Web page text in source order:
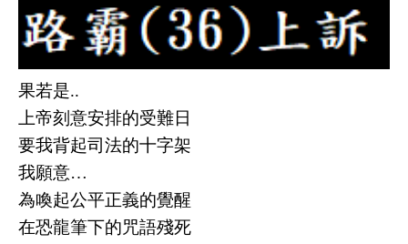
果若是..
上帝刻意安排的受難日
要我背起司法的十字架
我願意…
為喚起公平正義的覺醒
在恐龍筆下的咒語殘死